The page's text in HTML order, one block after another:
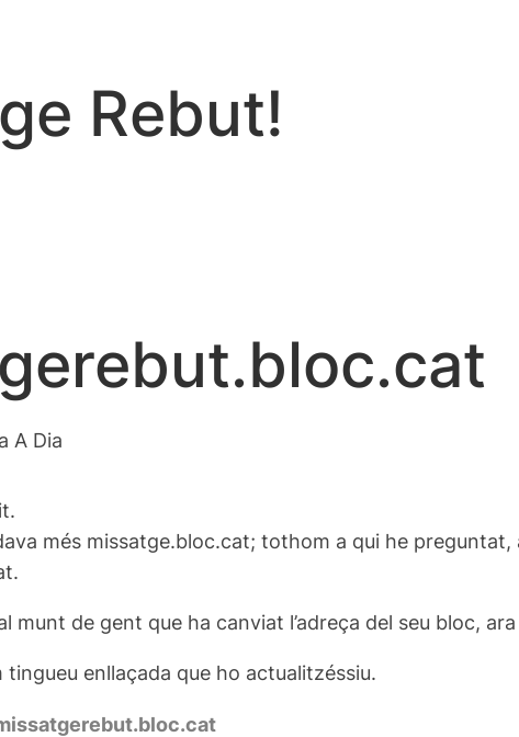
Rebut!
A Dia
més missatge.bloc.cat; tothom a qui he
munt de gent que ha canviat l’adreça del seu bloc,
tingueu enllaçada que ho actualitzéssiu.